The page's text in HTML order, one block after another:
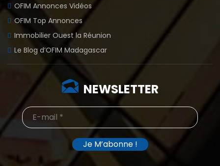
OFIM Annonces Vidéos
OFIM Top Annonces
Immobilier Ouest la Réunion
Le Blog d’OFIM Madagascar
NEWSLETTER